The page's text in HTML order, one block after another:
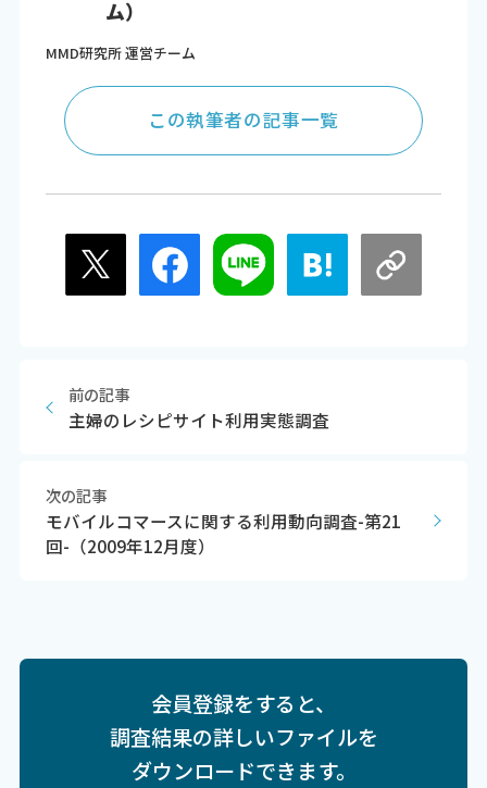
ム）
MMD研究所 運営チーム
この執筆者の記事一覧
前の記事
主婦のレシピサイト利用実態調査
次の記事
モバイルコマースに関する利用動向調査-第21
回-（2009年12月度）
会員登録をすると、
調査結果の詳しいファイルを
ダウンロードできます。